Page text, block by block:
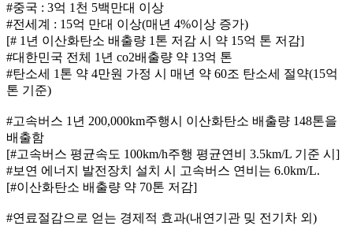
#중국 : 3억 1천 5백만대 이상
#전세계 : 15억 만대 이상(매년 4%이상 증가)
[# 1년 이산화탄소 배출량 1톤 저감 시 약 15억 톤 저감]
#대한민국 전체 1년 co2배출량 약 13억 톤
#탄소세 1톤 약 4만원 가정 시 매년 약 60조 탄소세 절약(15억
톤 기준)
#고속버스 1년 200,000km주행시 이산화탄소 배출량 148톤을
배출함
[#고속버스 평균속도 100km/h주행 평균연비 3.5km/L 기준 시]
#보연 에너지 발전장치 설치 시 고속버스 연비는 6.0km/L.
[#이산화탄소 배출량 약 70톤 저감]
#연료절감으로 얻는 경제적 효과(내연기관 밎 전기차 외)